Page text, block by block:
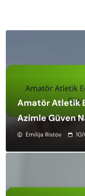
Amatör Atletik
Azimle Güven
Emilija Ristov